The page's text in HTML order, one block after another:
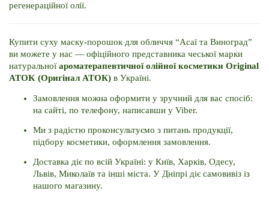
регенераційної олії.
Купити суху маску-порошок для обличчя “Асаї та Виноград”
ви можете у нас — офіційного представника чеської марки
натуральної ароматерапевтичної олійної косметики Original
ATOK (Оригінал АТОК) в Україні.
Замовлення можна оформити у зручний для вас спосіб:
на сайті, по телефону, написавши у Viber.
Ми з радістю проконсультуємо з питань продукції,
підбору косметики, оформлення замовлення.
Доставка діє по всій Україні: у Київ, Харків, Одесу,
Львів, Миколаїв та інші міста. У Дніпрі діє самовивіз із
нашого магазину.